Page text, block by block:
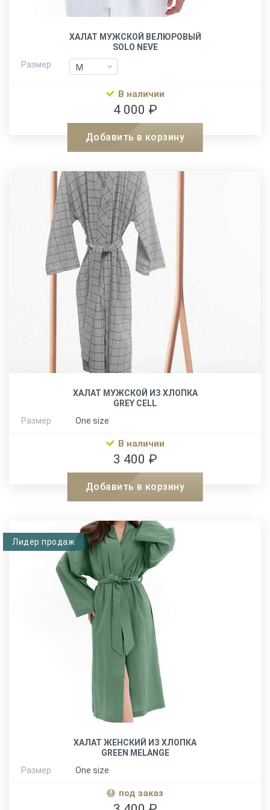
ХАЛАТ МУЖСКОЙ ВЕЛЮРОВЫЙ
SOLO NEVE
Размер
M
M
В наличии
4 000 ₽
Добавить в корзину
ХАЛАТ МУЖСКОЙ ИЗ ХЛОПКА
GREY CELL
Размер
One size
В наличии
3 400 ₽
Добавить в корзину
Лидер продаж
ХАЛАТ ЖЕНСКИЙ ИЗ ХЛОПКА
GREEN MELANGE
Размер
One size
под заказ